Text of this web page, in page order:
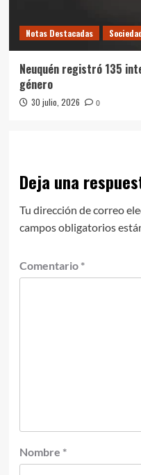
Notas Destacadas
Neuquén registró 135
género
30 julio, 2026 0
Deja una
Tu dirección de correo
campos obligatorios
Comentario *
Nombre *